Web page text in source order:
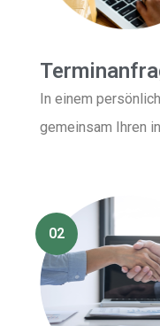
In einem
gemeinsam Ihren
02